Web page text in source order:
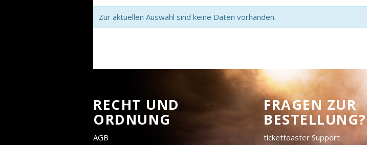
Zur aktuellen Auswahl sind keine Daten vorhanden.
RECHT UND
ORDNUNG
AGB
FRAGEN ZUR
BESTELLUNG?
tickettoaster Support